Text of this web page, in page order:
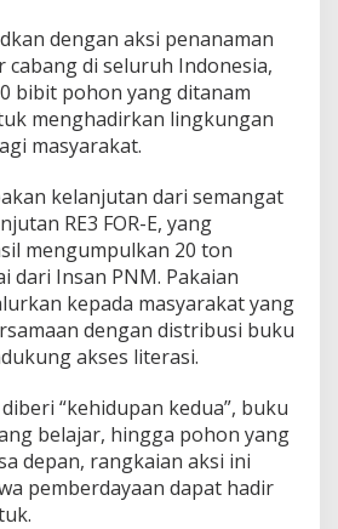
r
a
k
a
t
A
a
r
R
u
m
p
u
dengan aksi penanaman
cabang di seluruh Indonesia,
bibit pohon yang ditanam
menghadirkan lingkungan
masyarakat.
kelanjutan dari semangat
RE3 FOR-E, yang
mengumpulkan 20 ton
dari Insan PNM. Pakaian
kepada masyarakat yang
dengan distribusi buku
akses literasi.
“kehidupan kedua”, buku
belajar, hingga pohon yang
depan, rangkaian aksi ini
pemberdayaan dapat hadir